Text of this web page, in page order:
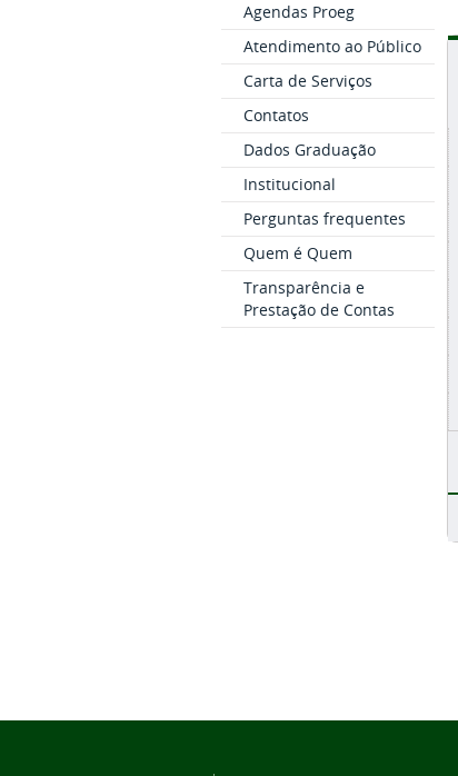
Agendas Proeg
Atendimento ao Público
Carta de Serviços
Contatos
Dados Graduação
Institucional
Perguntas frequentes
Quem é Quem
Transparência e
Prestação de Contas